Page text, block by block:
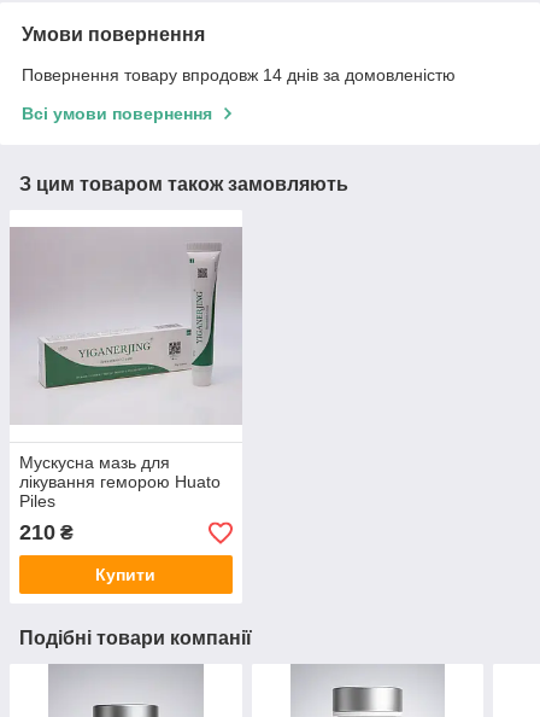
Умови повернення
Повернення товару впродовж 14 днів за домовленістю
Всі умови повернення
З цим товаром також замовляють
Мускусна мазь для
лікування геморою Huato
Piles
210 ₴
Купити
Подібні товари компанії